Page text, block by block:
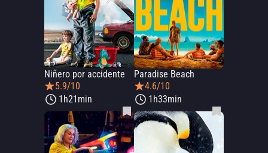
Niñero por accidente
5.9/10
1h21min
Paradise Beach
4.6/10
1h33min